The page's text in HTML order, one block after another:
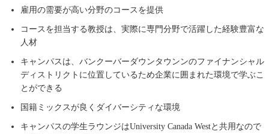
雇用の需要が高い分野のコースを提供
コースを担当する教授は、実際に専門分野で活躍した経験豊富な
人材
キャンパスは、バンクーバーダウンタウンンのファイナンシャル
ディストリクトに位置しているため企業に囲まれた環境で学ぶこ
とができる
国籍ミックスが良くダイバーシティな環境
キャンパスの学生ラウンジはUniversity Canada Westと共用なので